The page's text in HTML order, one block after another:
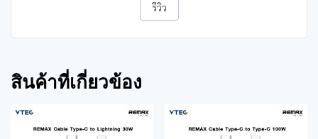
รีวิว
สินค้าที่เกี่ยวข้อง